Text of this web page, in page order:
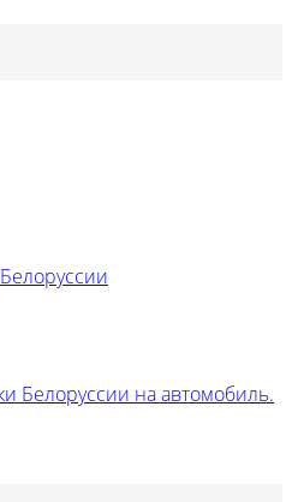
Белоруссии на автомобиль.